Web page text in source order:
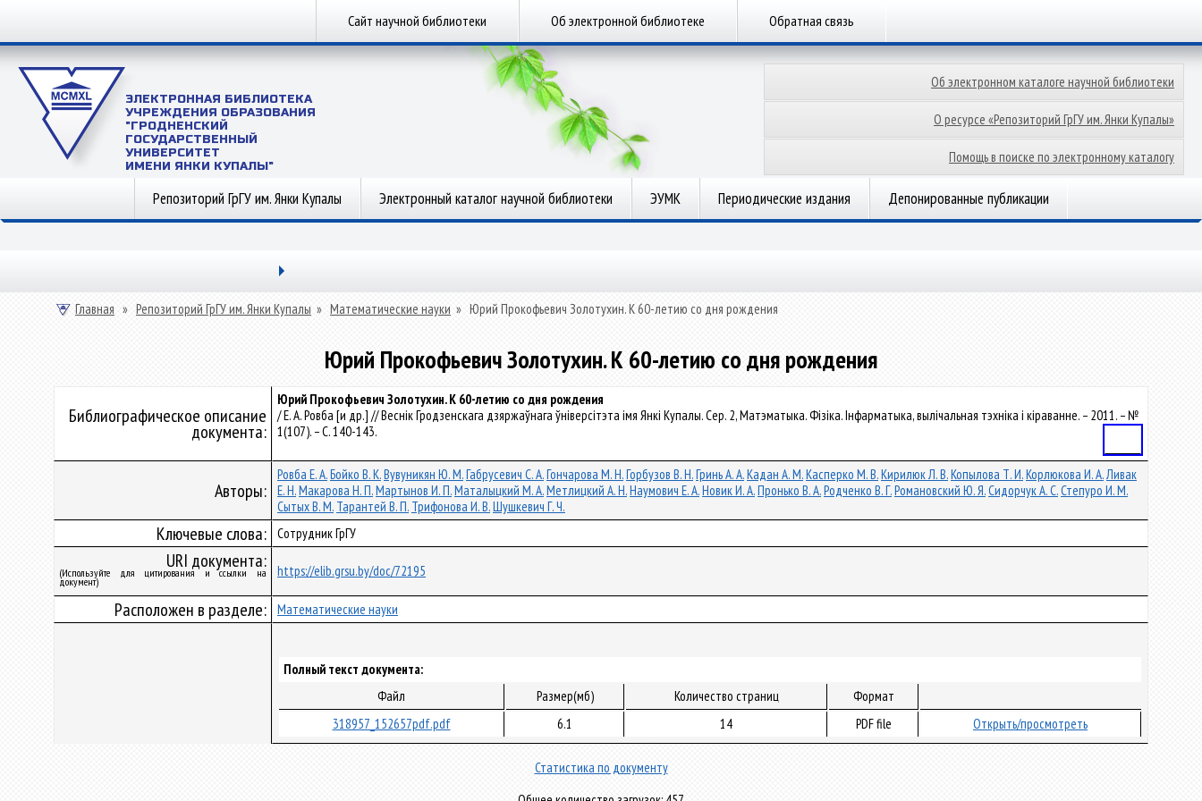
Сайт научной библиотеки Об электронной библиотеке Обратная связь
ЭЛЕКТРОННАЯ БИБЛИОТЕКА
УЧРЕЖДЕНИЯ ОБРАЗОВАНИЯ
"ГРОДНЕНСКИЙ
ГОСУДАРСТВЕННЫЙ
УНИВЕРСИТЕТ
ИМЕНИ ЯНКИ КУПАЛЫ"
Об электронном каталоге научной библиотеки
О ресурсе «Репозиторий ГрГУ им. Янки Купалы»
Помощь в поиске по электронному каталогу
Репозиторий ГрГУ им. Янки Купалы Электронный каталог научной библиотеки ЭУМК Периодические издания Депонированные публикации
Главная » Репозиторий ГрГУ им. Янки Купалы » Математические науки » Юрий Прокофьевич Золотухин. К 60-летию со дня рождения
Юрий Прокофьевич Золотухин. К 60-летию со дня рождения
Библиографическое описание
документа:
Юрий Прокофьевич Золотухин. К 60-летию со дня рождения
/ Е. А. Ровба [и др.] // Веснік Гродзенскага дзяржаўнага ўніверсітэта імя Янкі Купалы. Сер. 2, Матэматыка. Фізіка. Інфарматыка, вылічальная тэхніка і кіраванне. – 2011. – №
1(107). – С. 140-143.
Авторы:
Ровба Е. А.Бойко В. К.Вувуникян Ю. М.Габрусевич С. А.Гончарова М. Н.Горбузов В. Н.Гринь А. А.Кадан А. М.Касперко М. В.Кирилюк Л. В.Копылова Т. И.Корлюкова И. А.Ливак
Е. Н.Макарова Н. П.Мартынов И. П.Маталыцкий М. А.Метлицкий А. Н.Наумович Е. А.Новик И. А.Пронько В. А.Родченко В. Г.Романовский Ю. Я.Сидорчук А. С.Степуро И. М.
Сытых В. М. Тарантей В. П. Трифонова И. В.Шушкевич Г. Ч.
Ключевые слова: Сотрудник ГрГУ
URI документа:
(Используйте для цитирования и ссылки на
документ)
https://elib.grsu.by/doc/72195
Расположен в разделе: Математические науки
Полный текст документа:
Файл
Размер(мб) Количество страниц
Формат
318957_152657pdf.pdf
6.1 14 PDF file Открыть/просмотреть
Статистика по документу